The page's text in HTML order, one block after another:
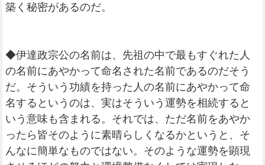
築く秘密があるのだ。
◆伊達政宗公の名前は、先祖の中で最もすぐれた人
の名前にあやかって命名された名前であるのだそう
だ。そういう功績を持った人の名前にあやかって命
名するというのは、実はそういう運勢を相続すると
いう意味も含まれる。それでは、ただ名前をあやか
ったら皆そのように素晴らしくなるかというと、そ
んなに簡単なものではない。そのような運勢を顕現